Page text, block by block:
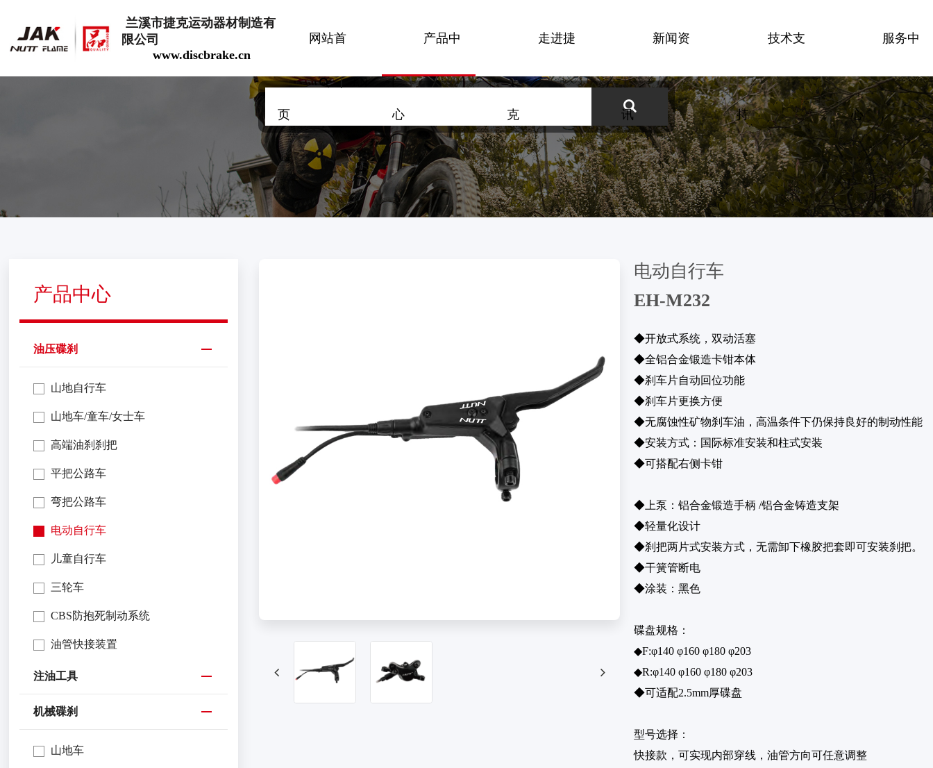
兰溪市捷克运动器材制造有
限公司
www.discbrake.cn
网站首
页
产品中
心
走进捷
克
新闻资
讯
技术支
持
服务中
心
EN
产品中心
油压碟刹
山地自行车
山地车/童车/女士车
高端油刹刹把
平把公路车
弯把公路车
电动自行车
儿童自行车
三轮车
CBS防抱死制动系统
油管快接装置
注油工具
机械碟刹
山地车
电动自行车
EH-M232
◆开放式系统，双动活塞
◆全铝合金锻造卡钳本体
◆刹车片自动回位功能
◆刹车片更换方便
◆无腐蚀性矿物刹车油，高温条件下仍保持良好的制动性能
◆安装方式：国际标准安装和柱式安装
◆可搭配右侧卡钳
◆上泵：铝合金锻造手柄 /铝合金铸造支架
◆轻量化设计
◆刹把两片式安装方式，无需卸下橡胶把套即可安装刹把。
◆干簧管断电
◆涂装：黑色
碟盘规格：
◆F:φ140 φ160 φ180 φ203
◆R:φ140 φ160 φ180 φ203
◆可适配2.5mm厚碟盘
型号选择：
快接款，可实现内部穿线，油管方向可任意调整